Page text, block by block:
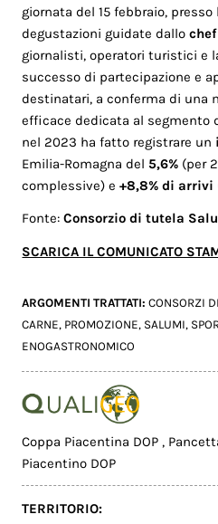
giornata del 15 febbraio,
degustazioni guidate dallo
giornalisti, operatori turistici e
successo di partecipazione e
destinatari, a conferma di una
efficace dedicata al segmento
nel 2023 ha fatto registrare un
Emilia-Romagna del 5,6% (per
complessive) e+8,8% di arrivi
Fonte:Consorzio di tutela
SCARICA IL COMUNICATO
ARGOMENTI TRATTATI:CONSORZI
CARNE, PROMOZIONE, SALUMI,
ENOGASTRONOMICO
Coppa Piacentina DOP ,
Piacentino DOP
TERRITORIO: